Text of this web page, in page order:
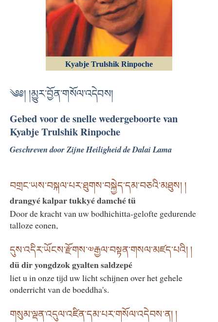
Kyabje Trulshik Rinpoche
༄༅། །མྱུར་བྱོན་གསོལ་འདེབས།
Gebed voor de snelle wedergeboorte van
Kyabje Trulshik Rinpoche
Geschreven door Zijne Heiligheid de Dalai Lama
བགྲང་ཡས་བསྐལ་པར་ཐུགས་བསྐྱེད་དམ་བཅའི་མཐུས། །
drangyé kalpar tukkyé damché tü
Door de kracht van uw bodhichitta-gelofte gedurende
talloze eonen,
དུས་འདིར་ཡོངས་རྫོགས་༧རྒྱལ་བསྟན་གསལ་མཛད་པའི། །
dü dir yongdzok gyalten saldzepé
liet u in onze tijd uw licht schijnen over het gehele
onderricht van de boeddha's.
གསུམ་ལྡན་འདུལ་འཛིན་དམ་པར་གསོལ་འདེབས་ན། །